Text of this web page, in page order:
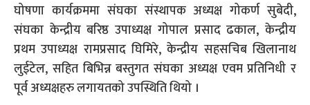
घोषणा कार्यक्रममा संघका संस्थापक अध्यक्ष गोकर्ण सुबेदी,
संघका केन्द्रीय बरिष्ठ उपाध्यक्ष गोपाल प्रसाद ढकाल, केन्द्रीय
प्रथम उपाध्यक्ष रामप्रसाद घिमिरे, केन्द्रीय सहसचिब खिलानाथ
लुईटेल, सहित बिभिन्न बस्तुगत संघका अध्यक्ष एवम प्रतिनिधी र
पूर्व अध्यक्षहरु लगायतको उपस्थिति थियो ।